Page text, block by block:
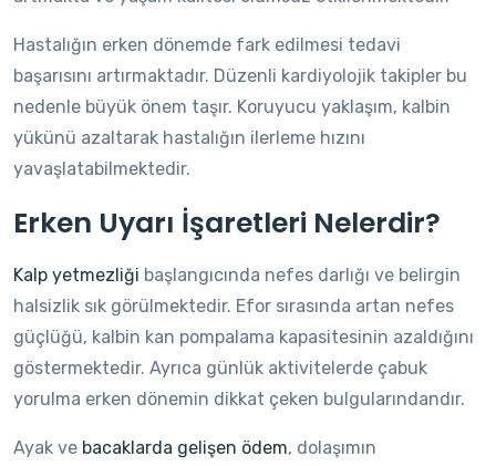
Hastalığın erken dönemde fark edilmesi tedavi
başarısını artırmaktadır. Düzenli kardiyolojik takipler bu
nedenle büyük önem taşır. Koruyucu yaklaşım, kalbin
yükünü azaltarak hastalığın ilerleme hızını
yavaşlatabilmektedir.
Erken Uyarı İşaretleri Nelerdir?
Kalp yetmezliği başlangıcında nefes darlığı ve belirgin
halsizlik sık görülmektedir. Efor sırasında artan nefes
güçlüğü, kalbin kan pompalama kapasitesinin azaldığını
göstermektedir. Ayrıca günlük aktivitelerde çabuk
yorulma erken dönemin dikkat çeken bulgularındandır.
Ayak ve bacaklarda gelişen ödem, dolaşımın